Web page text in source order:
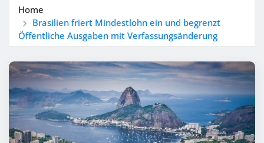
Home
Brasilien friert Mindestlohn ein und begrenzt
Öffentliche Ausgaben mit Verfassungsänderung